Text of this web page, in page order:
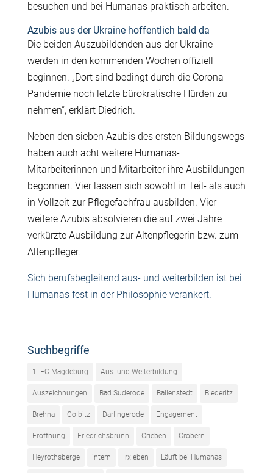
besuchen und bei Humanas praktisch arbeiten.
Azubis aus der Ukraine hoffentlich bald da
Die beiden Auszubildenden aus der Ukraine
werden in den kommenden Wochen offiziell
beginnen. „Dort sind bedingt durch die Corona-
Pandemie noch letzte bürokratische Hürden zu
nehmen“, erklärt Diedrich.
Neben den sieben Azubis des ersten Bildungswegs
haben auch acht weitere Humanas-
Mitarbeiterinnen und Mitarbeiter ihre Ausbildungen
begonnen. Vier lassen sich sowohl in Teil- als auch
in Vollzeit zur Pflegefachfrau ausbilden. Vier
weitere Azubis absolvieren die auf zwei Jahre
verkürzte Ausbildung zur Altenpflegerin bzw. zum
Altenpfleger.
Sich berufsbegleitend aus- und weiterbilden ist bei
Humanas fest in der Philosophie verankert.
Suchbegriffe
1. FC Magdeburg Aus- und Weiterbildung
Auszeichnungen Bad Suderode Ballenstedt Biederitz
Brehna Colbitz Darlingerode Engagement
Eröffnung Friedrichsbrunn Grieben Gröbern
Heyrothsberge intern Irxleben Läuft bei Humanas